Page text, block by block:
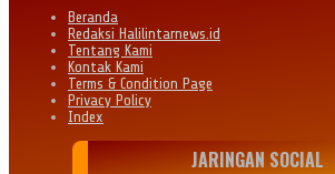
Beranda
Redaksi Halilintarnews.id
Tentang Kami
Kontak Kami
Terms & Condition Page
Privacy Policy
Index
JARINGAN SOCIAL